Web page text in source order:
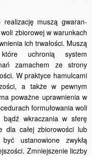
realizację muszą gwaran­
zbiorowej w warunkach
ich trwałości. Muszą
uchronią system
zamachem ze strony
W praktyce hamulcami
a także w pewnym
poważne uprawnienia w
formułowania woli
bądź wkraczania w sferę
dla całej zbiorowości lub
ustanowione zwykłą
Zmniejszenie liczby